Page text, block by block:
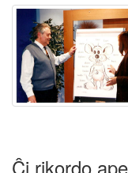
Ĉi rikordo